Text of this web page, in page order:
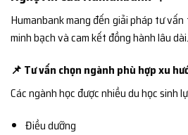
Humanbank mang đến giải pháp tư
minh bạch và cam kết đồng hành lâu dài.
📌 Tư vấn chọn ngành phù hợp xu
Các ngành học được nhiều du học sinh
Điều dưỡng